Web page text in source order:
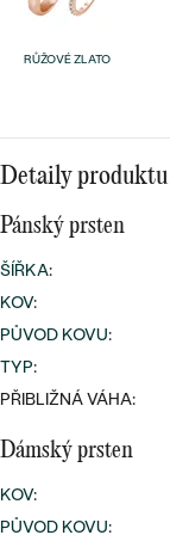
RŮŽOVÉ ZLATO
Detaily produktu
Pánský prsten
ŠÍŘKA:
KOV:
PŮVOD KOVU:
TYP:
PŘIBLIŽNÁ VÁHA:
Dámský prsten
KOV:
PŮVOD KOVU: